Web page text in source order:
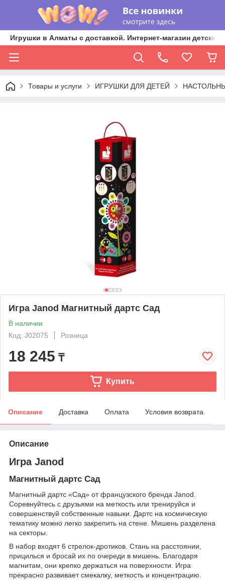
Игрушки в Алматы с доставкой. Интернет-магазин
Товары и услуги ИГРУШКИ ДЛЯ ДЕТЕЙ
Игра Janod Магнитный дартс Сад
В наличии
Код: J02075
Розница
18 245 ₸
Купить
Описание Доставка Оплата Условия возврата
Описание
Игра Janod
Магнитный дартс Сад
Магнитный дартс «Сад» от французского бренда Janod.
Соревнуйтесь с друзьями на меткость или тренируйся и
совершенствуй собственные навыки. Дартс на космическую
тематику можно легко закрепить на стене. Мишень разделена
на секторы.
В набор входят 6 стрелок-дротиков. Стань на расстоянии,
прицилься и бросай их по очереди в мишень. Благодаря
магнитам, они крепко держаться на поверхности. Игра
прекрасно развивает смекалку, меткость и концентрацию.